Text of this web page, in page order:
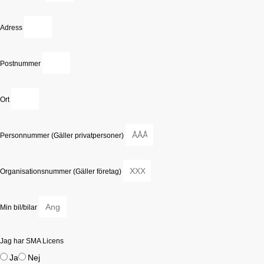
Adress
Postnummer
Ort
Personnummer (Gäller privatpersoner)
Organisationsnummer (Gäller företag)
Min bil/bilar
Jag har SMA Licens
Ja Nej